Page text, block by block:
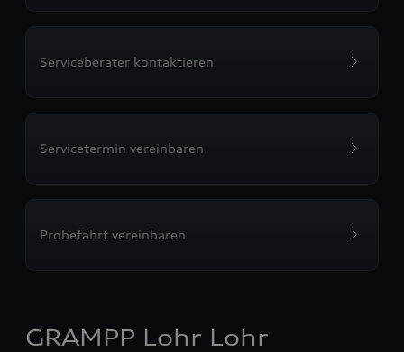
Serviceberater kontaktieren
Servicetermin vereinbaren
Probefahrt vereinbaren
GRAMPP Lohr Lohr